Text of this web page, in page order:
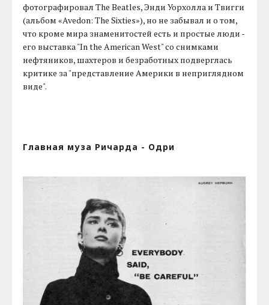
фотографировал The Beatles, Энди Уорхолла и Твигги
(альбом «Avedon: The Sixties»), но не забывал и о том,
что кроме мира знаменитостей есть и простые люди -
его выставка "In the American West" со снимками
нефтяников, шахтеров и безработных подверглась
критике за "представление Америки в неприглядном
виде".
Главная муза Ричарда - Одри